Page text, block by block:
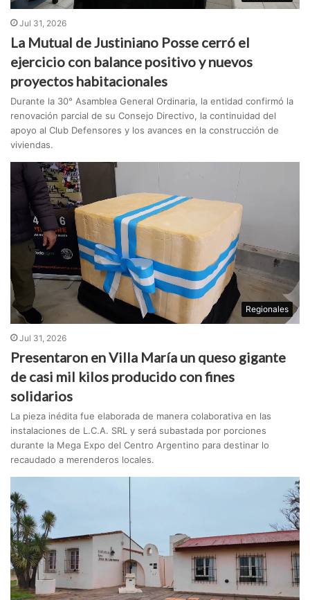
Jul 31, 2026
La Mutual de Justiniano Posse cerró el
ejercicio con balance positivo y nuevos
proyectos habitacionales
Durante la 30° Asamblea General Ordinaria, la entidad confirmó la
renovación parcial de su Consejo Directivo, la continuidad del
apoyo al Club Defensores y los avances en la construcción de
viviendas.
Regionales
Jul 31, 2026
Presentaron en Villa María un queso gigante
de casi mil kilos producido con fines
solidarios
La pieza inédita fue elaborada de manera colaborativa en las
instalaciones de L.C.A. SRL y será subastada por porciones
durante la Mega Expo del Centro Argentino para destinar lo
recaudado a merenderos locales.